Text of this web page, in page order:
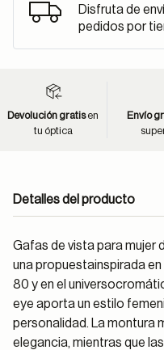
Disfruta de
pedidos por
Devolución gratisen
tu óptica
Envío
Detalles del producto
Gafas de vista para mujer
una propuestainspirada
80 y en el
eye aporta un estilo
personalidad. La montura
elegancia, mientras que